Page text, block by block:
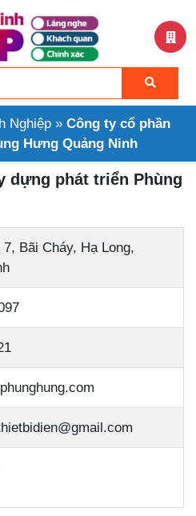
Nghiệp » Công ty cổ phần
Hưng Quảng Ninh
dựng phát triển Phùng
Bãi Cháy, Hạ Long,